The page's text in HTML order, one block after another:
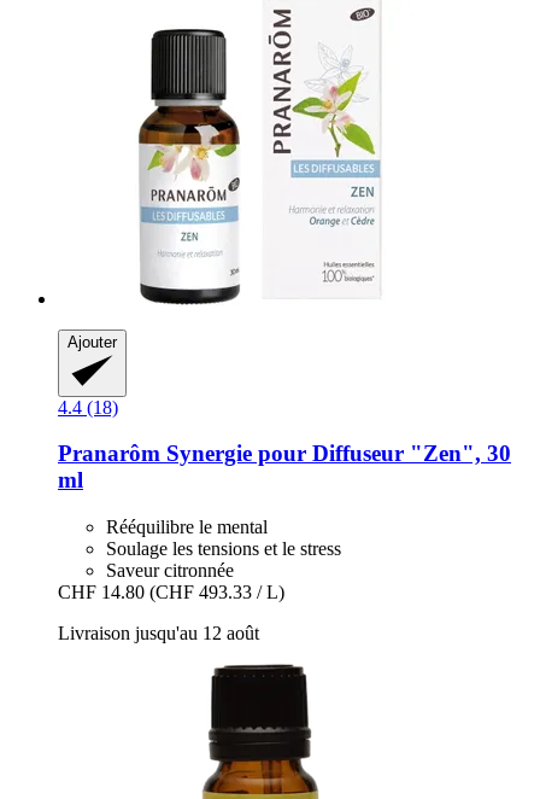
Ajouter
4.4 (18)
Pranarôm Synergie pour Diffuseur "Zen", 30
ml
Rééquilibre le mental
Soulage les tensions et le stress
Saveur citronnée
CHF 14.80 (CHF 493.33 / L)
Livraison jusqu'au 12 août